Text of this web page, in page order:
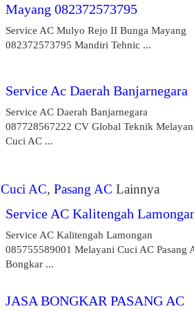
Mayang 082372573795
Service AC Mulyo Rejo II Bunga Mayang
082372573795 Mandiri Tehnic ...
Service Ac Daerah Banjarnegara
Service AC Daerah Banjarnegara
087728567222 CV Global Teknik
Cuci AC ...
Cuci AC, Pasang AC Lainnya
Service AC Kalitengah
Service AC Kalitengah Lamongan
085755589001 Melayani Cuci AC Pasang
Bongkar ...
JASA BONGKAR PASANG AC